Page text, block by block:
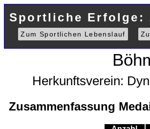
Sportliche Erfolge:
Zum Sportlichen Lebenslauf
Herkunftsverein:
Zusammenfassung